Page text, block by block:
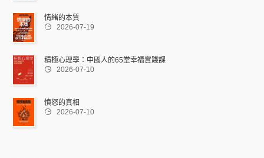
情緒的本質
 2026-07-19
積極心理學：中國人的65堂幸福實踐課
 2026-07-10
憤怒的真相
 2026-07-10